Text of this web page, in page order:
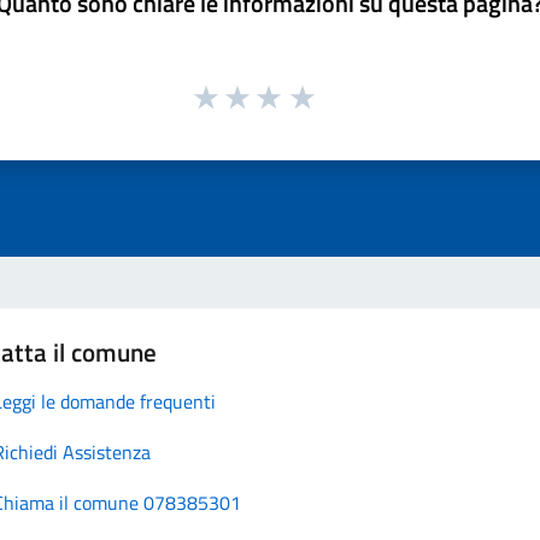
il comune
le domande frequenti
Assistenza
il comune 078385301